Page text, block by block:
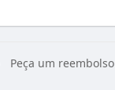
Peça um reembolso